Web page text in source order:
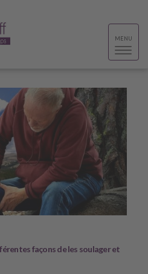
Toggle
MENU
façons de les soulager et